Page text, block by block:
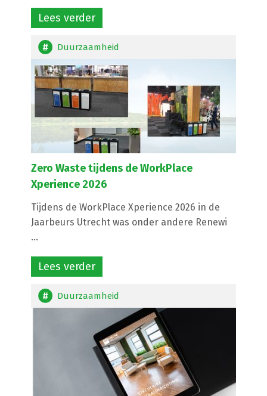
Lees verder
Duurzaamheid
Zero Waste tijdens de WorkPlace
Xperience 2026
Tijdens de WorkPlace Xperience 2026 in de
Jaarbeurs Utrecht was onder andere Renewi
...
Lees verder
Duurzaamheid